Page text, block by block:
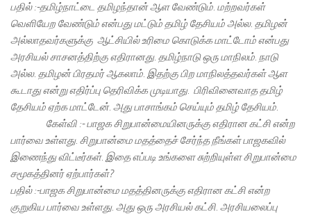
பதில் :-தமிழ்நாட்டை தமிழந்தான் ஆள வேண்டும். மற்றவர்கள்
வெளியேற வேண்டும் என்பது மட்டும் தமிழ் தேசியம் அல்ல. தமிழன்
அல்லாதவர்களுக்கு ஆட்சியில் உரிமை கொடுக்க மாட்டோம் என்பது
அரசியல் சாசனத்திற்கு எதிரானது. தமிழ்நாடு ஒரு மாநிலம். நாடு
அல்ல. தமிழன் பிரதமர் ஆகலாம். இதற்கு பிற மாநிலத்தவர்கள் ஆள
கூடாது என்று எதிர்ப்பு தெரிவிக்க முடியாது. பிரிவினைவாத தமிழ்
தேசியம் ஏற்க மாட்டேன். அது பாசாங்கம் செய்யும் தமிழ் தேசியம்.
கேள்வி :- பாஜக சிறுபான்மையினருக்கு எதிரான கட்சி என்ற
பார்வை உள்ளது. சிறுபான்மை மதத்தைச் சேர்ந்த நீங்கள் பாஜகவில்
இணைந்து விட்டீர்கள். இதை எப்படி உங்களை சுற்றியுள்ள சிறுபான்மை
சமூகத்தினர் ஏற்பார்கள்?
பதில் :-பாஜக சிறுபான்மை மதத்தினருக்கு எதிரான கட்சி என்ற
குறுகிய பார்வை உள்ளது. அது ஒரு அரசியல் கட்சி. அரசியலைப்பு